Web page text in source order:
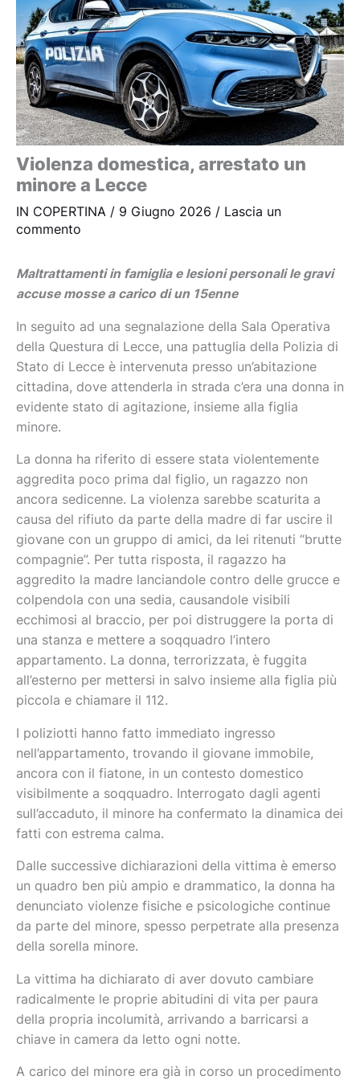
Violenza domestica, arrestato un
minore a Lecce
IN COPERTINA / 9 Giugno 2026 / Lascia un
commento
Maltrattamenti in famiglia e lesioni personali le gravi
accuse mosse a carico di un 15enne
In seguito ad una segnalazione della Sala Operativa
della Questura di Lecce, una pattuglia della Polizia di
Stato di Lecce è intervenuta presso un’abitazione
cittadina, dove attenderla in strada c’era una donna in
evidente stato di agitazione, insieme alla figlia
minore.
​La donna ha riferito di essere stata violentemente
aggredita poco prima dal figlio, un ragazzo non
ancora sedicenne. La violenza sarebbe scaturita a
causa del rifiuto da parte della madre di far uscire il
giovane con un gruppo di amici, da lei ritenuti “brutte
compagnie”. Per tutta risposta, il ragazzo ha
aggredito la madre lanciandole contro delle grucce e
colpendola con una sedia, causandole visibili
ecchimosi al braccio, per poi distruggere la porta di
una stanza e mettere a soqquadro l’intero
appartamento. La donna, terrorizzata, è fuggita
all’esterno per mettersi in salvo insieme alla figlia più
piccola e chiamare il 112.
​​I poliziotti hanno fatto immediato ingresso
nell’appartamento, trovando il giovane immobile,
ancora con il fiatone, in un contesto domestico
visibilmente a soqquadro. Interrogato dagli agenti
sull’accaduto, il minore ha confermato la dinamica dei
fatti con estrema calma.
​Dalle successive dichiarazioni della vittima è emerso
un quadro ben più ampio e drammatico, la donna ha
denunciato violenze fisiche e psicologiche continue
da parte del minore, spesso perpetrate alla presenza
della sorella minore.
​La vittima ha dichiarato di aver dovuto cambiare
radicalmente le proprie abitudini di vita per paura
della propria incolumità, arrivando a barricarsi a
chiave in camera da letto ogni notte.
​A carico del minore era già in corso un procedimento